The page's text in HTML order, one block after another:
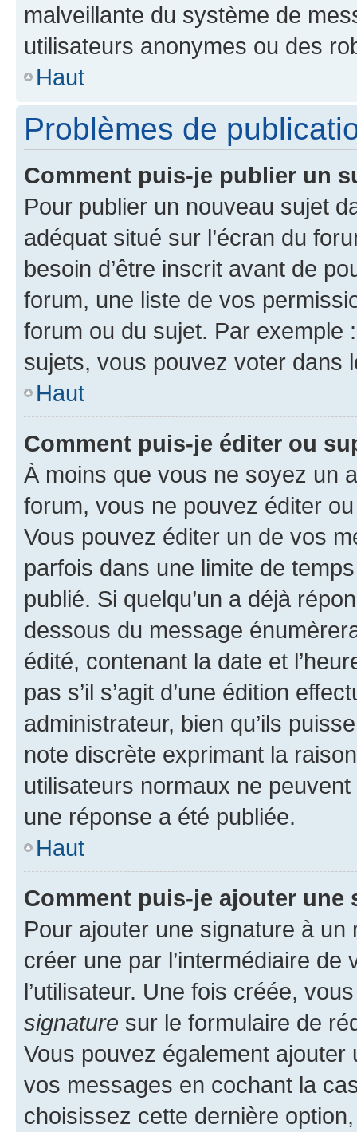
malveillante du système de
utilisateurs anonymes ou des
Haut
Problèmes de
Comment puis-je publier un
Pour publier un nouveau sujet
adéquat situé sur l’écran du
besoin d’être inscrit avant de
forum, une liste de vos
forum ou du sujet. Par exemple
sujets, vous pouvez voter dans
Haut
Comment puis-je éditer ou
À moins que vous ne soyez un
forum, vous ne pouvez éditer
Vous pouvez éditer un de vos
parfois dans une limite de
publié. Si quelqu’un a déjà
dessous du message
édité, contenant la date et
pas s’il s’agit d’une édition
administrateur, bien qu’ils
note discrète exprimant la
utilisateurs normaux ne
une réponse a été publiée.
Haut
Comment puis-je ajouter une
Pour ajouter une signature à un
créer une par l’intermédiaire
l’utilisateur. Une fois créée,
signature sur le formulaire de
Vous pouvez également
vos messages en cochant la
choisissez cette dernière